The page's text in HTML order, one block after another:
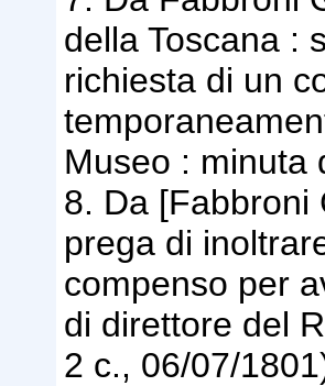
della Toscana :
richiesta di un
Museo : minuta
8. Da [Fabbroni
prega di
compenso per
di direttore del
2 c., 06/07/